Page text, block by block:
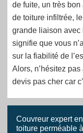
de fuite, un très
de toiture infiltrée,
grande liaison avec
signifie que vous
sur la fiabilité de
Alors, n’hésitez
devis pas cher car
Couvreur expert
toiture perméable